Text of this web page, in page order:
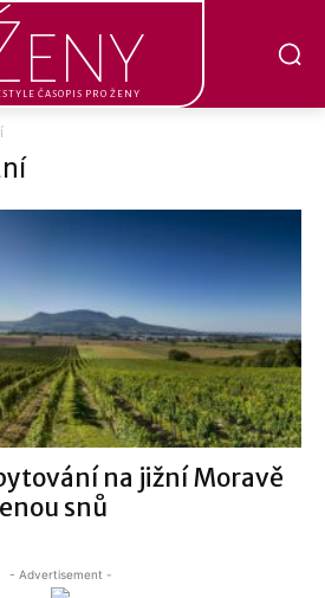
ČASOPIS PRO ŽENY
na jižní Moravě
snů
- Advertisement -